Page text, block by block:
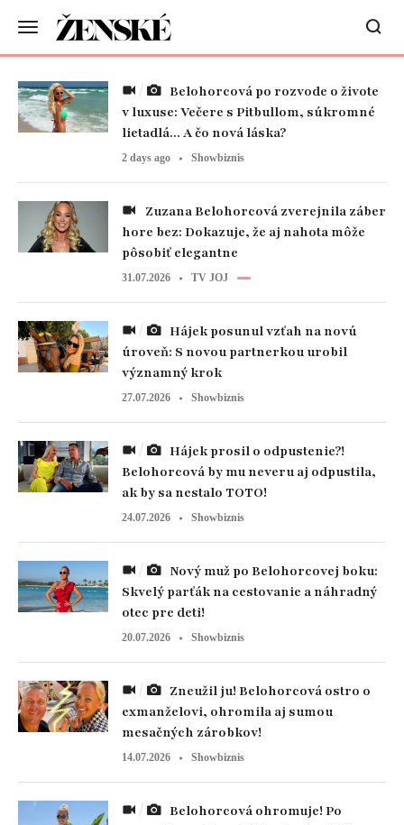
v luxuse: Večere s Pitbullom, súkromné
lietadlá... A čo nová láska?
2 days ago Showbiznis
hore bez: Dokazuje, že aj nahota môže
pôsobiť elegantne
31.07.2026 TV JOJ
úroveň: S novou partnerkou urobil
významný krok
27.07.2026 Showbiznis
Belohorcová by mu neveru aj odpustila,
ak by sa nestalo TOTO!
24.07.2026 Showbiznis
Skvelý parťák na cestovanie a náhradný
otec pre deti!
20.07.2026 Showbiznis
exmanželovi, ohromila aj sumou
mesačných zárobkov!
14.07.2026 Showbiznis